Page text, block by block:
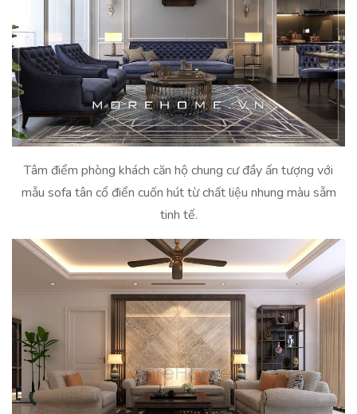
Tâm điểm phòng khách căn hộ chung cư đầy ấn tượng với
mẫu sofa tân cổ điển cuốn hút từ chất liệu nhung màu sẫm
tinh tế.